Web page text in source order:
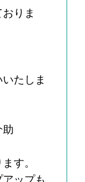
りま
たしま
助
す。